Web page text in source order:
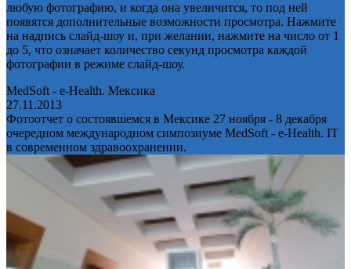
любую фотографию, и когда она увеличится, то под ней
появятся дополнительные возможности просмотра. Нажмите
на надпись слайд-шоу и, при желании, нажмите на число от 1
до 5, что означает количество секунд просмотра каждой
фотографии в режиме слайд-шоу.
MedSoft - e-Health. Мексика
27.11.2013
Фотоотчет о состоявшемся в Мексике 27 ноября - 8 декабря
очередном международном симпозиуме MedSoft - e-Health. IT
в современном здравоохранении.